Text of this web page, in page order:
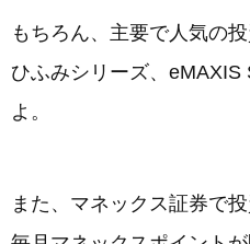
もちろん、主要で人気の
ひふみシリーズ、eMAXIS
よ。
また、マネックス証券で